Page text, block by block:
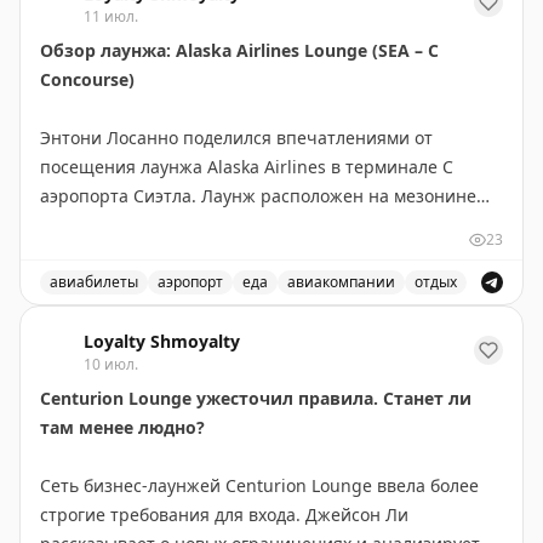
город от 179 других городов, в основном в США. Хотя
FurthestCity не использует точные координаты
широты и долготы, это забавный и быстрый способ
стороне планеты. Бонус: на сайте также есть сложная
викторина по географии.
11 июл.
Обзор лаунжа: Alaska Airlines Lounge (SEA – C
Concourse)
Энтони Лосанно поделился впечатлениями от
посещения лаунжа Alaska Airlines в терминале C
аэропорта Сиэтла. Лаунж расположен на мезонине
программы, владельцев кредитных карт, пассажиров
First/Business Class и участников альянса oneworld.
Автор высоко оценил спокойную атмосферу, качество
еды (особенно Chicken Tikka Masala и клэм-чаудер),
полноценный бар с бесплатными напитками,
хороший Wi-Fi и удобное расположение. Лаунж
предлагает горячие блюда индийской кухни, супы,
блинов Alaska. Интерьер минималистичный, но
функциональный, с панорамными окнами и
23
авиабилеты аэропорт еда авиакомпании отдых
Loyalty Shmoyalty
10 июл.
Centurion Lounge ужесточил правила. Станет ли
там менее людно?
Сеть бизнес-лаунжей Centurion Lounge ввела более
строгие требования для входа. Джейсон Ли